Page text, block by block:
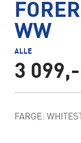
WW
ALLE
3 099,-
FARGE: